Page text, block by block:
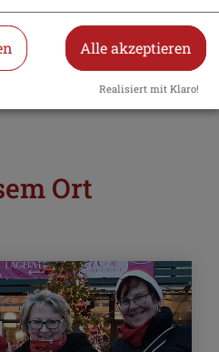
E-Mail
Ort
Alle akzeptieren
Realisiert mit Klaro!